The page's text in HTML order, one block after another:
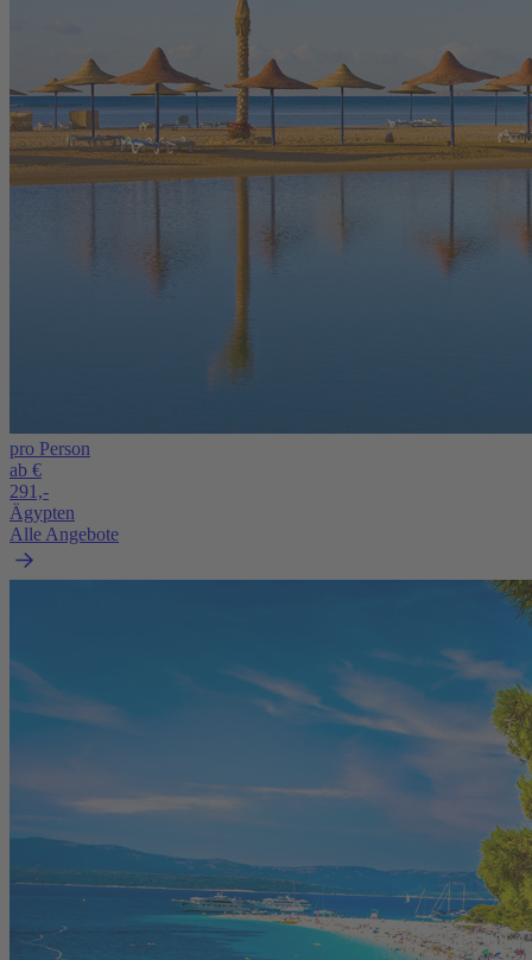
pro Person
ab €
291,-
Ägypten
Alle Angebote